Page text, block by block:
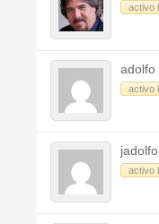
activo
adolfo
activo
jadolfo
activo